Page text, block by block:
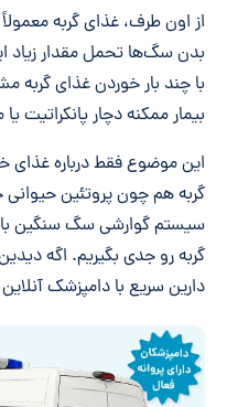
بدن سگ‌ها تحمل مقدار زیاد
با چند بار خوردن غذای گربه
بیمار ممکنه دچار
این موضوع فقط درباره
گربه هم چون پروتئین حیوانی
سیستم گوارشی سگ سنگین
گربه رو جدی بگیریم. اگه
دارین سریع با دامپزشک